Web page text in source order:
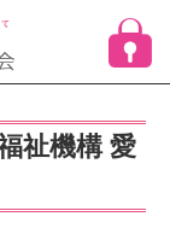
祉機構 愛